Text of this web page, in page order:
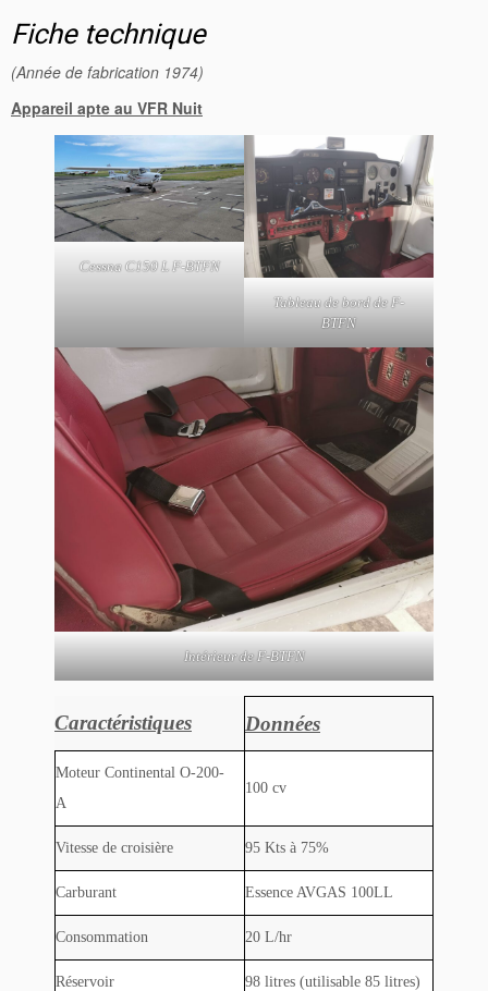
Fiche technique
(Année de fabrication 1974)
Appareil apte au VFR Nuit
Cessna C150 L F-BTFN
Tableau de bord de F-
BTFN
Intérieur de F-BTFN
Caractéristiques Données
Moteur Continental O-200-
A
100 cv
Vitesse de croisière 95 Kts à 75%
Carburant Essence AVGAS 100LL
Consommation 20 L/hr
Réservoir 98 litres (utilisable 85 litres)